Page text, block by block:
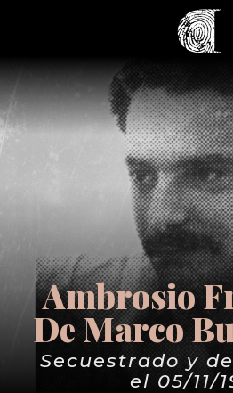
Ambrosio
De Marco
Secuestrado y
el 05/11/